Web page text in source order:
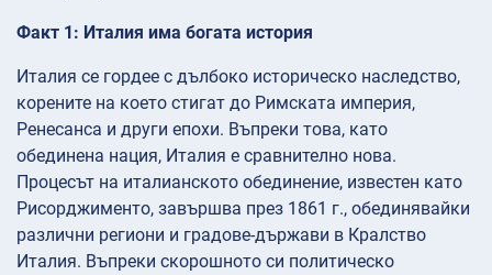
Факт 1: Италия има богата история
Италия се гордее с дълбоко историческо наследство,
корените на което стигат до Римската империя,
Ренесанса и други епохи. Въпреки това, като
обединена нация, Италия е сравнително нова.
Процесът на италианското обединение, известен като
Рисорджименто, завършва през 1861 г., обединявайки
различни региони и градове-държави в Кралство
Италия. Въпреки скорошното си политическо